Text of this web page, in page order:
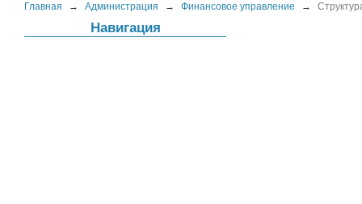
Главная → Администрация → Финансовое управление →
Навигация